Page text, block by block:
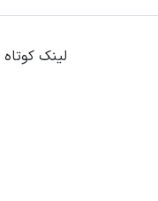
لینک کوتاه